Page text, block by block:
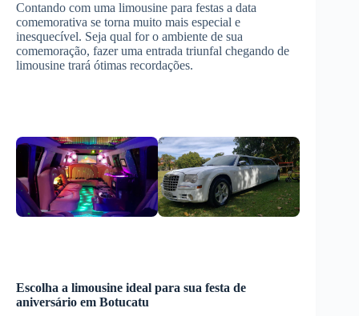
Contando com uma limousine para festas a data
comemorativa se torna muito mais especial e
inesquecível. Seja qual for o ambiente de sua
comemoração, fazer uma entrada triunfal chegando de
limousine trará ótimas recordações.
Escolha a limousine ideal para sua festa de
aniversário em Botucatu